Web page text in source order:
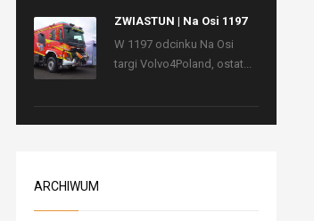
ZWIASTUN | Na Osi 1197
W 1197 odcinku Na Osi
targi Volvo4Poland, ostat...
ARCHIWUM